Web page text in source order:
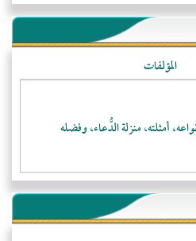
المؤلفات
أمثلته، منزلة الدُّعاء، وفضله
رضي الله عنهم